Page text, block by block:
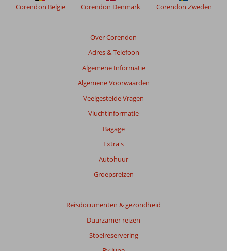
Gold
Over Corendon
Adres & Telefoon
Algemene Informatie
Algemene Voorwaarden
Veelgestelde Vragen
Vluchtinformatie
Bagage
Extra's
Autohuur
Groepsreizen
Reisdocumenten & gezondheid
Duurzamer reizen
Stoelreservering
Corendon België Corendon Denmark Corendon Zweden